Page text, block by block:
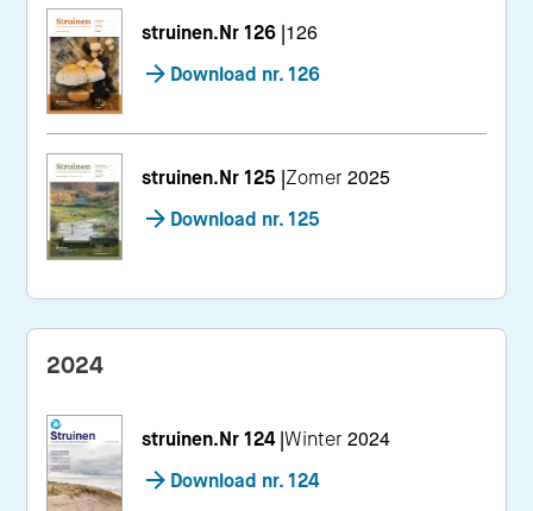
struinen.Nr 126 |126
Download nr. 126
struinen.Nr 125 Zomer 2025
Download nr. 125
2024
struinen.Nr 124|Winter 2024
Download nr. 124